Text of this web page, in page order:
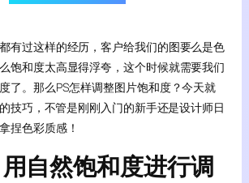
有过这样的经历，客户给我们的图要么是色
饱和度太高显得浮夸，这个时候就需要我们
了。那么PS怎样调整图片饱和度？今天就
技巧，不管是刚刚入门的新手还是设计师日
捏色彩质感！
自然饱和度进行调